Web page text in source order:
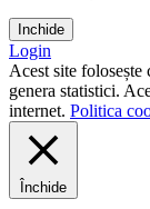
Inchide
Login
Acest site folosește
genera statistici.
internet. Politica
Închide